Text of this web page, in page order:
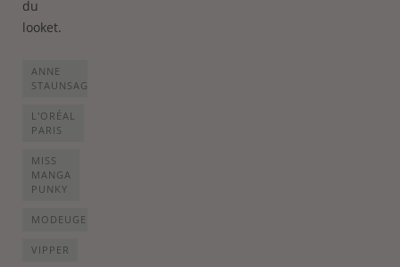
du
looket.
ANNE
STAUNSAGER
L'ORÉAL
PARIS
MISS
MANGA
PUNKY
MODEUGE
VIPPER